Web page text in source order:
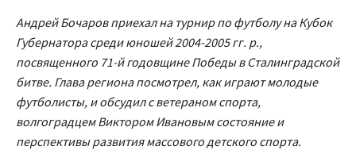
Андрей Бочаров приехал на турнир по футболу на Кубок
Губернатора среди юношей 2004-2005 гг. р.,
посвященного 71-й годовщине Победы в Сталинградской
битве. Глава региона посмотрел, как играют молодые
футболисты, и обсудил с ветераном спорта,
волгоградцем Виктором Ивановым состояние и
перспективы развития массового детского спорта.